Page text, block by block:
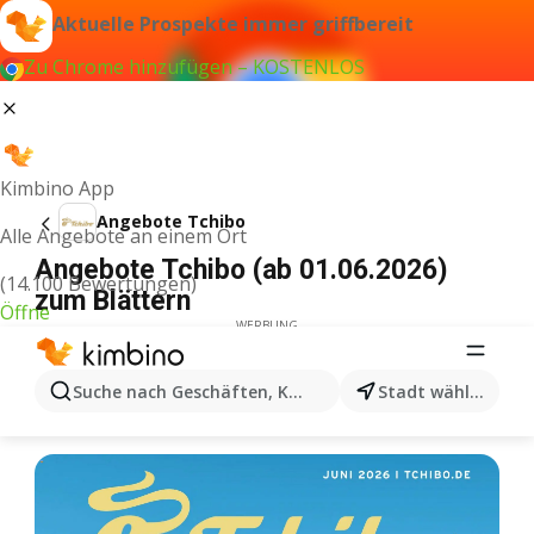
Aktuelle Prospekte immer griffbereit
Zu Chrome hinzufügen – KOSTENLOS
Kimbino App
Alle Angebote an einem Ort
(14.100 Bewertungen)
Öffne
Suche nach Geschäften, Kategorien, Produkten...
Stadt wählen
Angebote Tchibo
Angebote Tchibo (ab 01.06.2026)
zum Blättern
WERBUNG